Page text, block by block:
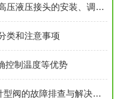
899-220-201杜博林旋转接头高压液压接头的安装、调试与维护技巧
类和注意事项
控制温度等优势
如何进行20SM9072-LT派克针型阀的故障排查与解决措施？